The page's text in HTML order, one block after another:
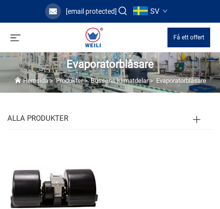
[email protected] SV
Få ett offert
Evaporatorblåsare
Hemsida>Produkter>Bussens Klimatdelar> Evaporatorblåsare
ALLA PRODUKTER